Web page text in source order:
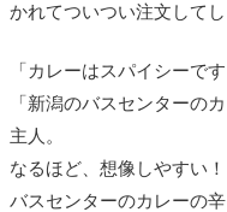
かれてついつい注文してし
「カレーはスパイシーで
「新潟のバスセンターの
主人。
なるほど、想像しやすい！
バスセンターのカレーの